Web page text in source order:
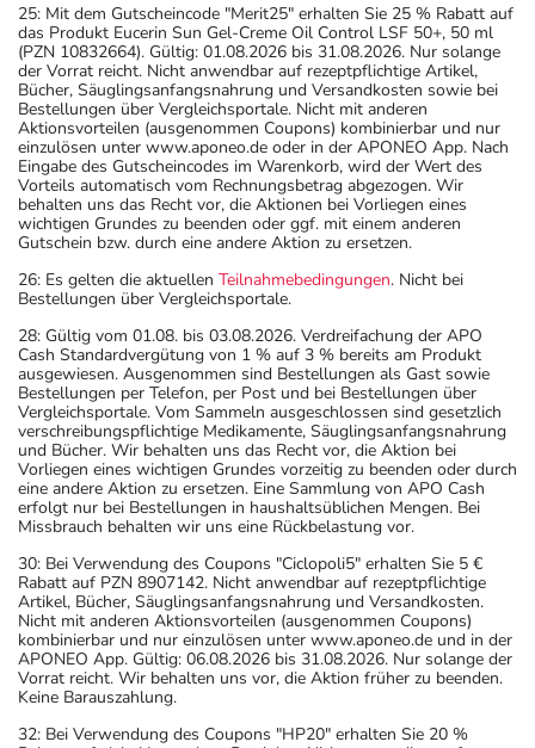
dem auf der Packung oder der Umverpackung
angegebenen Verfallsdatum. Das Verfallsdatum bezieht
sich auf den letzten Tag des angegebenen Monats.
25: Mit dem Gutscheincode "Merit25" erhalten Sie 25 % Rabatt auf
das Produkt Eucerin Sun Gel-Creme Oil Control LSF 50+, 50 ml
(PZN 10832664). Gültig: 01.08.2026 bis 31.08.2026. Nur solange
der Vorrat reicht. Nicht anwendbar auf rezeptpflichtige Artikel,
Bücher, Säuglingsanfangsnahrung und Versandkosten sowie bei
Bestellungen über Vergleichsportale. Nicht mit anderen
Aktionsvorteilen (ausgenommen Coupons) kombinierbar und nur
einzulösen unter www.aponeo.de oder in der APONEO App. Nach
Eingabe des Gutscheincodes im Warenkorb, wird der Wert des
Vorteils automatisch vom Rechnungsbetrag abgezogen. Wir
behalten uns das Recht vor, die Aktionen bei Vorliegen eines
wichtigen Grundes zu beenden oder ggf. mit einem anderen
Gutschein bzw. durch eine andere Aktion zu ersetzen.
26: Es gelten die aktuellen Teilnahmebedingungen. Nicht bei
Bestellungen über Vergleichsportale.
28: Gültig vom 01.08. bis 03.08.2026. Verdreifachung der APO
Cash Standardvergütung von 1 % auf 3 % bereits am Produkt
ausgewiesen. Ausgenommen sind Bestellungen als Gast sowie
Bestellungen per Telefon, per Post und bei Bestellungen über
Vergleichsportale. Vom Sammeln ausgeschlossen sind gesetzlich
verschreibungspflichtige Medikamente, Säuglingsanfangsnahrung
und Bücher. Wir behalten uns das Recht vor, die Aktion bei
Vorliegen eines wichtigen Grundes vorzeitig zu beenden oder durch
eine andere Aktion zu ersetzen. Eine Sammlung von APO Cash
erfolgt nur bei Bestellungen in haushaltsüblichen Mengen. Bei
Missbrauch behalten wir uns eine Rückbelastung vor.
30: Bei Verwendung des Coupons "Ciclopoli5" erhalten Sie 5 €
Rabatt auf PZN 8907142. Nicht anwendbar auf rezeptpflichtige
Artikel, Bücher, Säuglingsanfangsnahrung und Versandkosten.
Nicht mit anderen Aktionsvorteilen (ausgenommen Coupons)
kombinierbar und nur einzulösen unter www.aponeo.de und in der
APONEO App. Gültig: 06.08.2026 bis 31.08.2026. Nur solange der
Vorrat reicht. Wir behalten uns vor, die Aktion früher zu beenden.
Keine Barauszahlung.
32: Bei Verwendung des Coupons "HP20" erhalten Sie 20 %